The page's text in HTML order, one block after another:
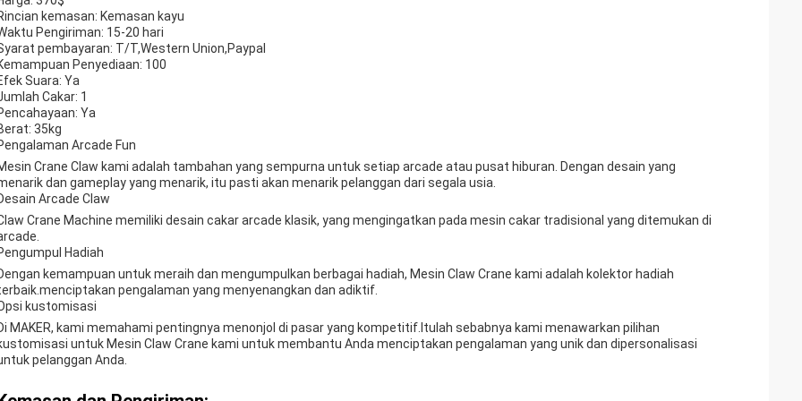
kemasan: Kemasan kayu
Pengiriman: 15-20 hari
pembayaran: T/T,Western Union,Paypal
Penyediaan: 100
Suara: Ya
Cakar: 1
Ya
35kg
Arcade Fun
Crane Claw kami adalah tambahan yang sempurna untuk setiap arcade atau pusat hiburan. Dengan desain yang
dan gameplay yang menarik, itu pasti akan menarik pelanggan dari segala usia.
Arcade Claw
Crane Machine memiliki desain cakar arcade klasik, yang mengingatkan pada mesin cakar tradisional yang ditemukan di
Hadiah
kemampuan untuk meraih dan mengumpulkan berbagai hadiah, Mesin Claw Crane kami adalah kolektor hadiah
pengalaman yang menyenangkan dan adiktif.
kustomisasi
MAKER, kami memahami pentingnya menonjol di pasar yang kompetitif.Itulah sebabnya kami menawarkan pilihan
untuk Mesin Claw Crane kami untuk membantu Anda menciptakan pengalaman yang unik dan dipersonalisasi
pelanggan Anda.